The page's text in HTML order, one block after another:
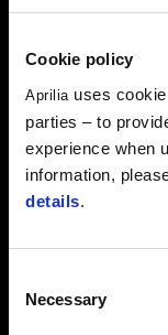
Cookie policy
Aprilia uses
parties – to
experience when
information,
details.
Selection
Necessary
Ačkoli je mladý, byl